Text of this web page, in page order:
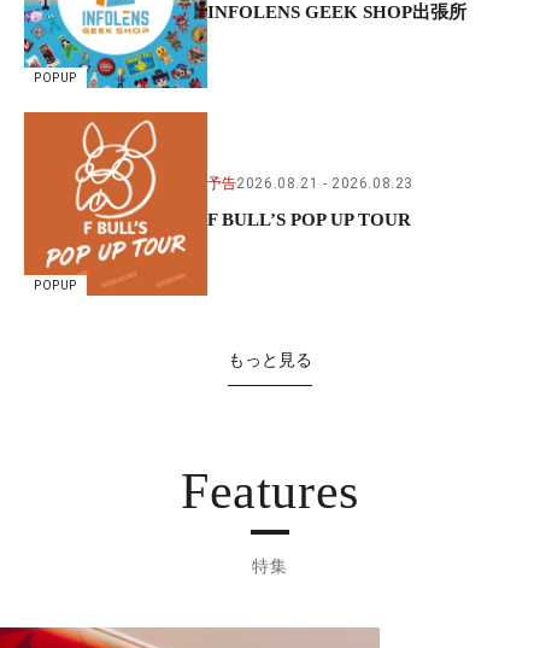
POPUP
INFOLENS GEEK SHOP出張所
POPUP
予告2026.08.21 2026.08.23
F BULL’S POP UP TOUR
もっと見る
Features
特集